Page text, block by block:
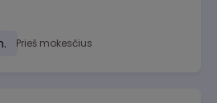
Prieš mokesčius